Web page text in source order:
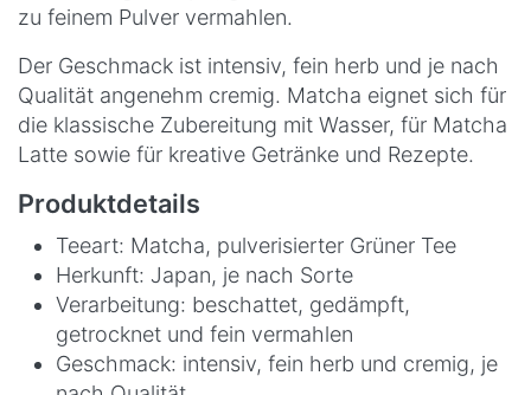
zu feinem Pulver vermahlen.
Der Geschmack ist intensiv, fein herb und je nach
Qualität angenehm cremig. Matcha eignet sich für
die klassische Zubereitung mit Wasser, für Matcha
Latte sowie für kreative Getränke und Rezepte.
Produktdetails
Teeart: Matcha, pulverisierter Grüner Tee
Herkunft: Japan, je nach Sorte
Verarbeitung: beschattet, gedämpft,
getrocknet und fein vermahlen
Geschmack: intensiv, fein herb und cremig, je